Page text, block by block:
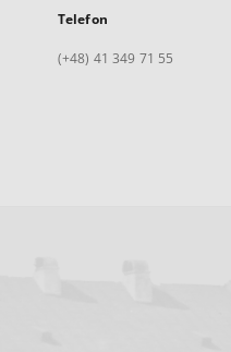
Telefon
(+48) 41 349 71 55